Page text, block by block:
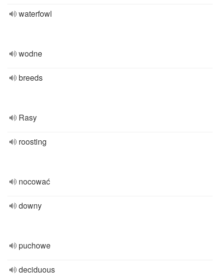
waterfowl
wodne
breeds
Rasy
roosting
nocować
downy
puchowe
deciduous